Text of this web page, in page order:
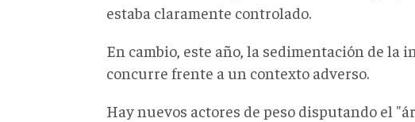
estaba claramente controlado.
En cambio, este año, la sedimentación de la
concurre frente a un contexto adverso.
Hay nuevos actores de peso disputando el